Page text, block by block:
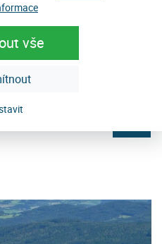
vše
do klidného prostředí těsně
parku stranou od hlavní
-...